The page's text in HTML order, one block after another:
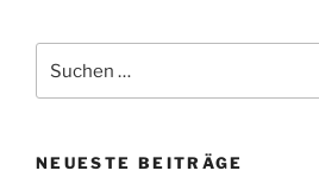
nach:
NEUESTE BEITRÄGE